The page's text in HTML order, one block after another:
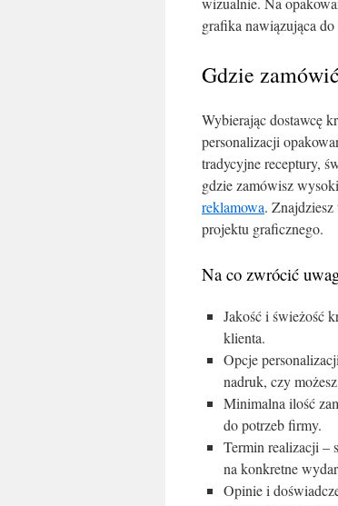
grafika nawiązująca
Gdzie
Wybierając dostawcę
personalizacji
tradycyjne receptury,
gdzie zamówisz
reklamowa.
projektu graficznego.
Na co zwrócić
Jakość i świeżość
klienta.
Opcje
nadruk, czy
Minimalna ilość
do potrzeb firmy.
Termin realizacji –
na konkretne
Opinie i